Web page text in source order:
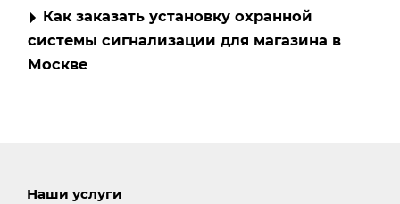
Как заказать установку охранной
системы сигнализации для магазина в
Москве
Наши услуги